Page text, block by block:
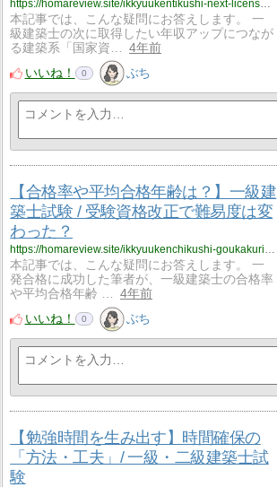
本記事では、こんな疑問にお答えします。 一
級建築士の次に取得したい年収アップにつなが
る建築系「国家資…
4年前
いいね！
0 ぶち
【合格率や平均合格年齢は？】一級建
築士試験 / 受験資格改正で難易度は変
わった？
本記事では、こんな疑問にお答えします。 一
発合格に成功した筆者が、一級建築士の合格率
や平均合格年齢 …
4年前
いいね！
0 ぶち
【勉強時間を生み出す】時間確保の
「方法・工夫」/ 一級・二級建築士試
験